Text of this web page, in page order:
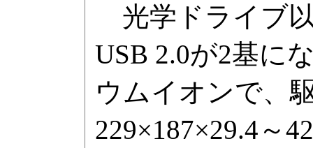
光学ドライブ
USB 2.0が2基に
ウムイオンで、
229×187×29.4～